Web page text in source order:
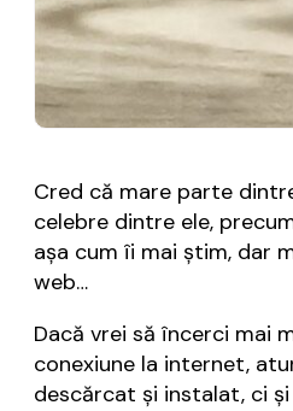
Cred că mare parte
celebre dintre ele,
așa cum îi mai știm, dar
web…
Dacă vrei să încerci mai
conexiune la internet,
descărcat și instalat, ci